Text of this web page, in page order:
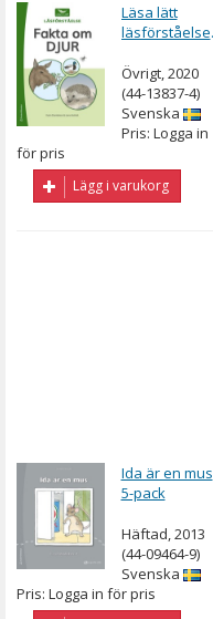
Läsa lätt
läsförståelse
Övrigt, 2020
(44-13837-4)
Svenska
Pris: Logga in
för pris
Lägg i varukorg
Ida är en mus
5-pack
Häftad, 2013
(44-09464-9)
Svenska
Pris: Logga in för pris